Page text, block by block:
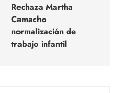
Rechaza Martha
Camacho
normalización de
trabajo infantil